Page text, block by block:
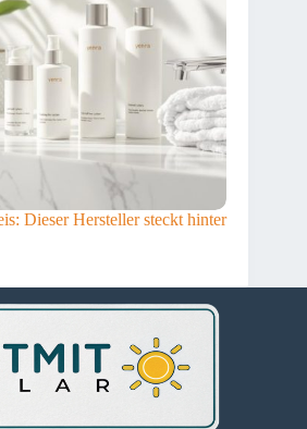
Dieser Hersteller steckt hinter